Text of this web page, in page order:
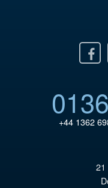
Twitter
+44 1362
21